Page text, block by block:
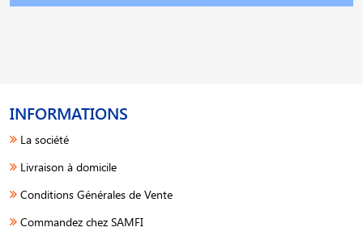
INFORMATIONS
La société
Livraison à domicile
Conditions Générales de Vente
Commandez chez SAMFI